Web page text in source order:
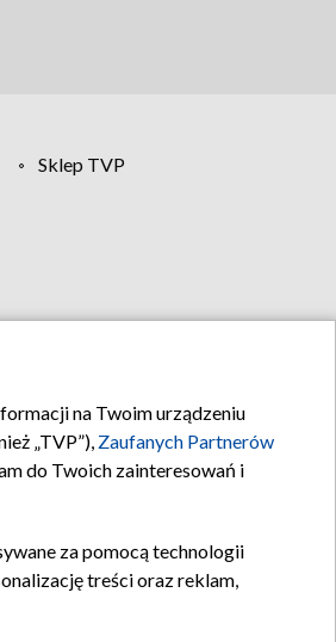
Sklep TVP
na Twoim urządzeniu
„TVP”), Zaufanych Partnerów
do Twoich zainteresowań i
za pomocą technologii
treści oraz reklam,